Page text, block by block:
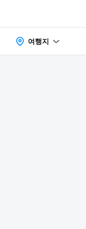
여행지